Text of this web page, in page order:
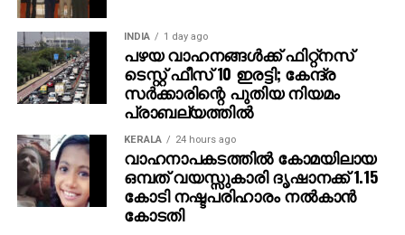
INDIA 1 day ago
പഴയ വാഹനങ്ങള്‍ക്ക് ഫിറ്റ്‌നസ്
ടെസ്റ്റ് ഫീസ് 10 ഇരട്ടി; കേന്ദ്ര
സര്‍ക്കാരിന്റെ പുതിയ നിയമം
പ്രാബല്യത്തില്‍
KERALA 24 hours ago
വാഹനാപകടത്തില്‍ കോമയിലായ
ഒമ്പത് വയസ്സുകാരി ദൃഷാനക്ക് 1.15
കോടി നഷ്ടപരിഹാരം നല്‍കാന്‍
കോടതി